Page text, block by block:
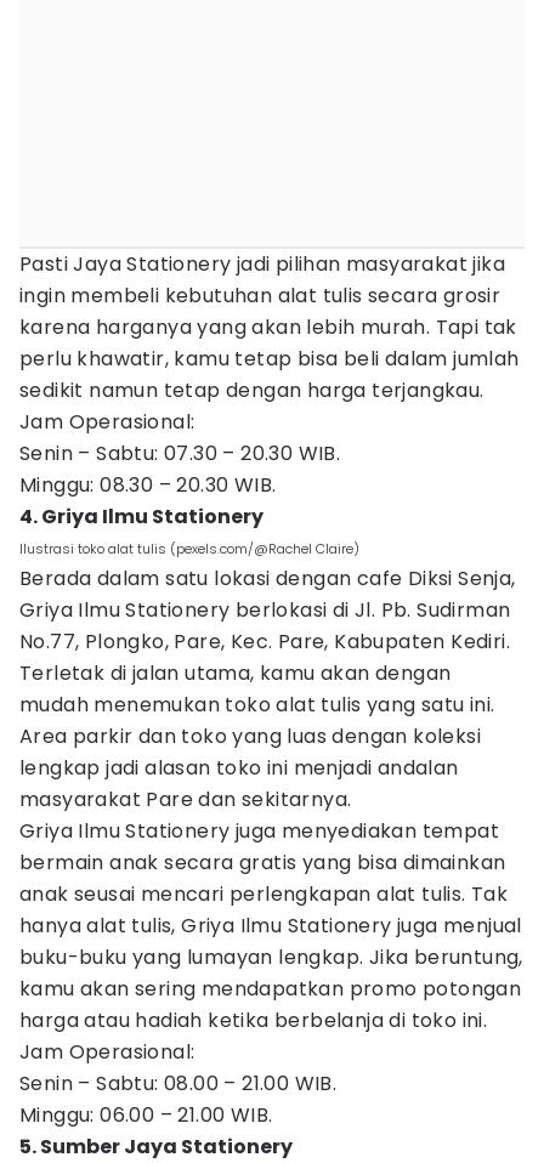
Pasti Jaya Stationery jadi pilihan masyarakat jika
ingin membeli kebutuhan alat tulis secara grosir
karena harganya yang akan lebih murah. Tapi tak
perlu khawatir, kamu tetap bisa beli dalam jumlah
sedikit namun tetap dengan harga terjangkau.
Jam Operasional:
Senin – Sabtu: 07.30 – 20.30 WIB.
Minggu: 08.30 – 20.30 WIB.
4. Griya Ilmu Stationery
Ilustrasi toko alat tulis (pexels.com/@Rachel Claire)
Berada dalam satu lokasi dengan cafe Diksi Senja,
Griya Ilmu Stationery berlokasi di Jl. Pb. Sudirman
No.77, Plongko, Pare, Kec. Pare, Kabupaten Kediri.
Terletak di jalan utama, kamu akan dengan
mudah menemukan toko alat tulis yang satu ini.
Area parkir dan toko yang luas dengan koleksi
lengkap jadi alasan toko ini menjadi andalan
masyarakat Pare dan sekitarnya.
Griya Ilmu Stationery juga menyediakan tempat
bermain anak secara gratis yang bisa dimainkan
anak seusai mencari perlengkapan alat tulis. Tak
hanya alat tulis, Griya Ilmu Stationery juga menjual
buku-buku yang lumayan lengkap. Jika beruntung,
kamu akan sering mendapatkan promo potongan
harga atau hadiah ketika berbelanja di toko ini.
Jam Operasional:
Senin – Sabtu: 08.00 – 21.00 WIB.
Minggu: 06.00 – 21.00 WIB.
5. Sumber Jaya Stationery